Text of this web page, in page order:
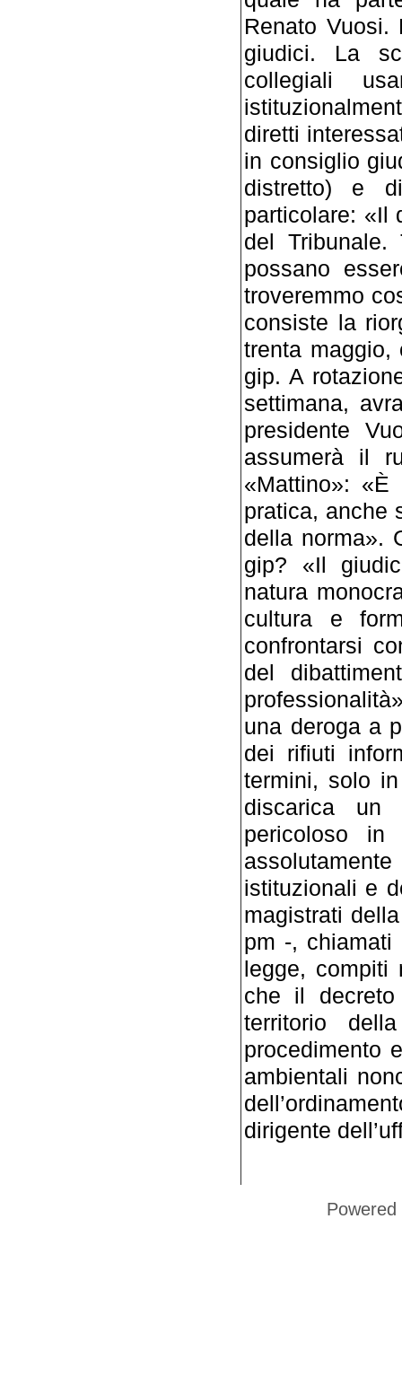
Renato Vuosi.
giudici. La
collegiali
diretti
in consiglio
distretto) e
particolare: «Il
del Tribunale.
possano
troveremmo
consiste la
trenta
gip. A
settimana,
presidente
assumerà il
«Mattino»:
pratica, anche
della norma».
gip? «Il
natura
cultura e
confrontarsi
del
una deroga a
dei rifiuti
termini, solo
discarica un
pericoloso in
istituzionali e
magistrati
pm -, chiamati
legge, compiti
che il
territorio
procedimento
ambientali
dirigente